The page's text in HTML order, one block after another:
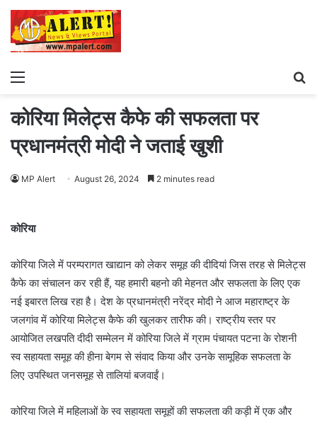
Menu
कोरिया मिलेट्स कैफे की सफलता पर
प्रधानमंत्री मोदी ने जताई खुशी
MP Alert August 26, 2024 2 minutes read
कोरिया
कोरिया जिले में परम्परागत खाद्यान को लेकर समूह की दीदियां जिस तरह से मिलेट्स
कैफे का संचालन कर रही हैं, यह हमारी बहनो की मेहनत और सफलता के लिए एक
नई इबारत लिख रहा है। देश के प्रधानमंत्री नरेंद्र मोदी ने आज महाराष्ट्र के
जलगांव में कोरिया मिलेट्स कैफे की खुलकर तारीफ की। राष्ट्रीय स्तर पर
आयोजित लखपति दीदी सम्मेलन में कोरिया जिले में ग्राम पंचायत पटना के रोशनी
स्व सहायता समूह की हीना बेगम से संवाद किया और उनके सामूहिक सफलता के
लिए उपस्थित जनसमूह से तालियां बजवाईं।
कोरिया जिले में महिलाओं के स्व सहायता समूहों की सफलता की कड़ी में एक और